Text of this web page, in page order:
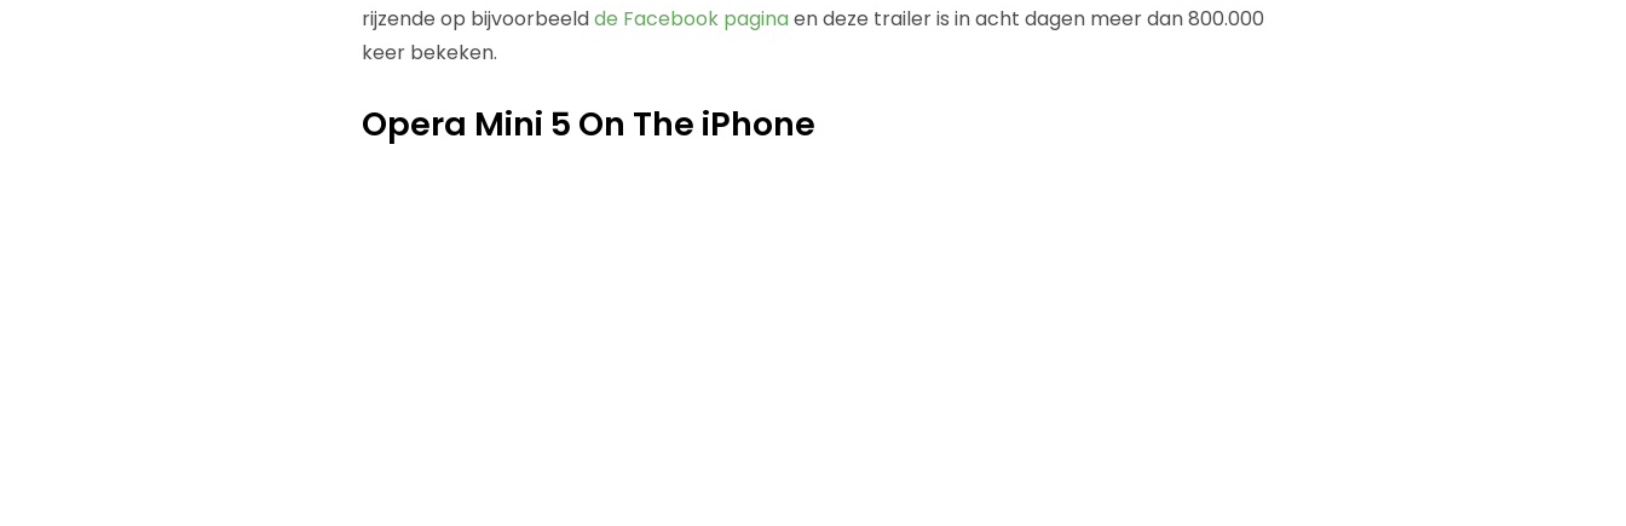
rijzende op bijvoorbeeldde Facebook pagina en deze trailer is in acht dagen meer dan 800.000
keer bekeken.
Opera Mini 5 On The iPhone